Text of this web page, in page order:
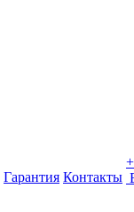
Гарантия Контакты
+